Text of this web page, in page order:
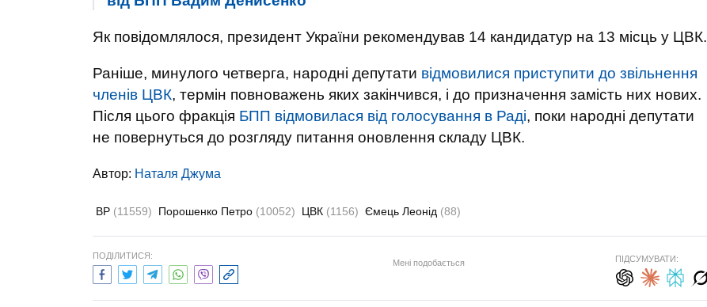
Як повідомлялося, президент України рекомендував 14 кандидатур на 13 місць у ЦВК.
Раніше, минулого четверга, народні депутати відмовилися приступити до звільнення
членів ЦВК, термін повноважень яких закінчився, і до призначення замість них нових.
Після цього фракція БПП відмовилася від голосування в Раді, поки народні депутати
не повернуться до розгляду питання оновлення складу ЦВК.
Автор: Наталя Джума
ВР (11559) Порошенко Петро (10052) ЦВК (1156) Ємець Леонід (88)
ПОДІЛИТИСЯ:
Мені подобається ПІДСУМУВАТИ: